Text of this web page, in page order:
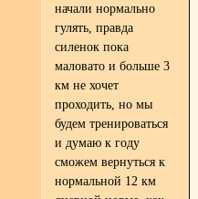
начали нормально
гулять, правда
силенок пока
маловато и больше 3
км не хочет
проходить, но мы
будем тренироваться
и думаю к году
сможем вернуться к
нормальной 12 км